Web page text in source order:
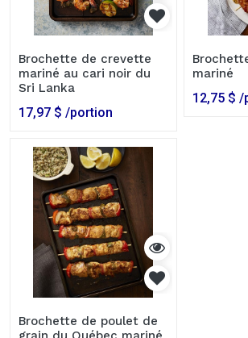
Brochette de crevette
mariné au cari noir du
Sri Lanka
17,97$ /portion
mariné
12,75 $ /
Brochette de poulet de